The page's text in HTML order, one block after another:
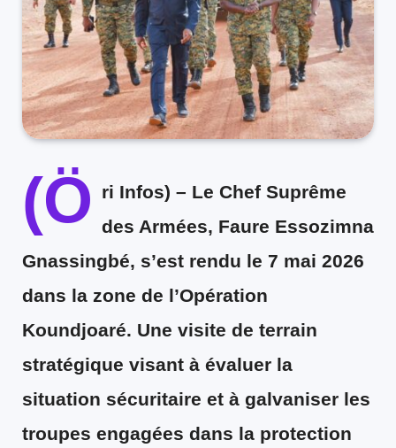
(Ö ri Infos) – Le Chef Suprême
des Armées, Faure Essozimna
Gnassingbé, s’est rendu le 7 mai 2026
dans la zone de l’Opération
Koundjoaré. Une visite de terrain
stratégique visant à évaluer la
situation sécuritaire et à galvaniser les
troupes engagées dans la protection